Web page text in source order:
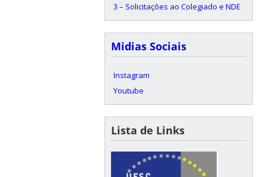
3 – Solicitações ao Colegiado e NDE
Midias Sociais
Instagram
Youtube
Lista de Links